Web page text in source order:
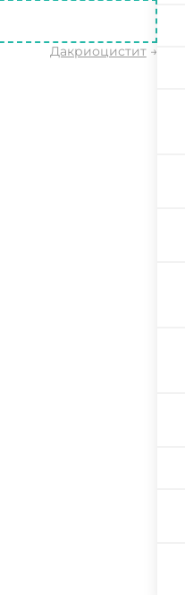
Дакриоцистит→